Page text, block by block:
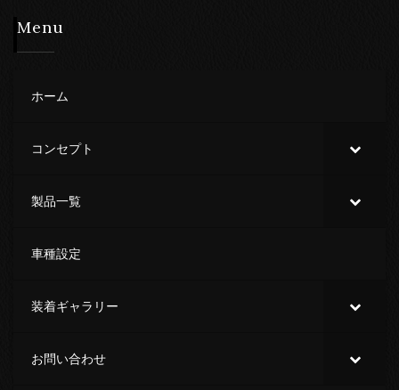
Menu
ホーム
コンセプト
製品一覧
車種設定
装着ギャラリー
お問い合わせ